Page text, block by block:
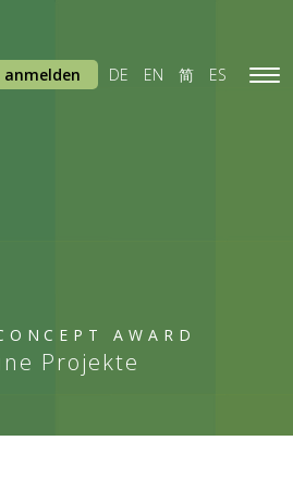
AWARD
Projekte
anmelden DE EN 简 ES